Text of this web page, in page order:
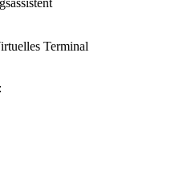
Terminal